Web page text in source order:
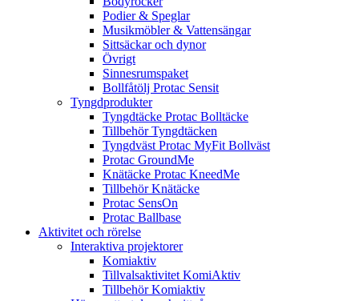
Podier & Speglar
Musikmöbler & Vattensängar
Sittsäckar och dynor
Övrigt
Sinnesrumspaket
Bollfåtölj Protac Sensit
Tyngdprodukter
Tyngdtäcke Protac Bolltäcke
Tillbehör Tyngdtäcken
Tyngdväst Protac MyFit Bollväst
Protac GroundMe
Knätäcke Protac KneedMe
Tillbehör Knätäcke
Protac SensOn
Protac Ballbase
Aktivitet och rörelse
Interaktiva projektorer
Komiaktiv
Tillvalsaktivitet KomiAktiv
Tillbehör Komiaktiv